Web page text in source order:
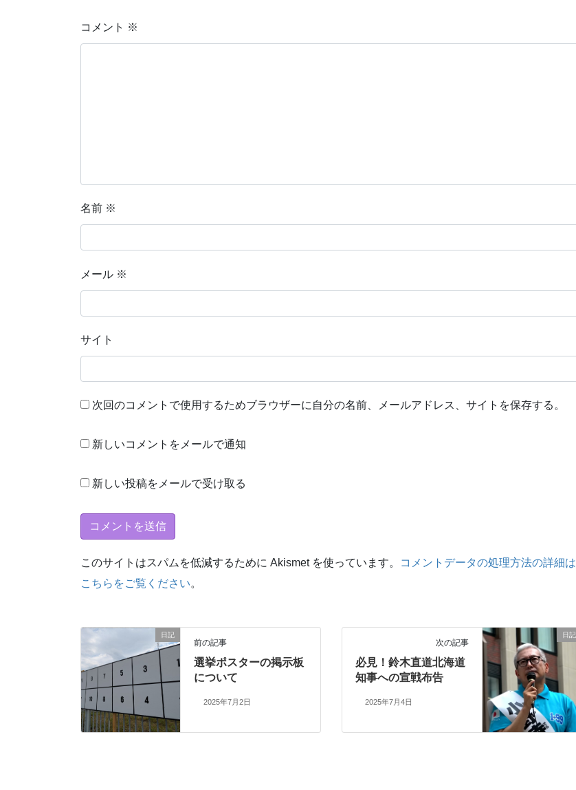
コメント ※
名前 ※
メール ※
サイト
次回のコメントで使用するためブラウザーに自分の名前、メールアドレス、サイトを保存する。
新しいコメントをメールで通知
新しい投稿をメールで受け取る
このサイトはスパムを低減するために Akismet を使っています。
コメントデータの処理方法の詳細は
こちらをご覧ください。
日記
前の記事
選挙ポスターの掲示板
について
2025年7月2日
日記
次の記事
必見！鈴木直道北海道
知事への宣戦布告
2025年7月4日